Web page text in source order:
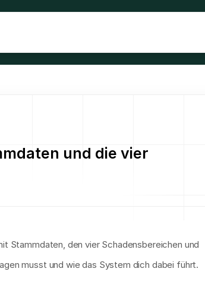
und die vier
Stammdaten, den vier Schadensbereichen und
musst und wie das System dich dabei führt.